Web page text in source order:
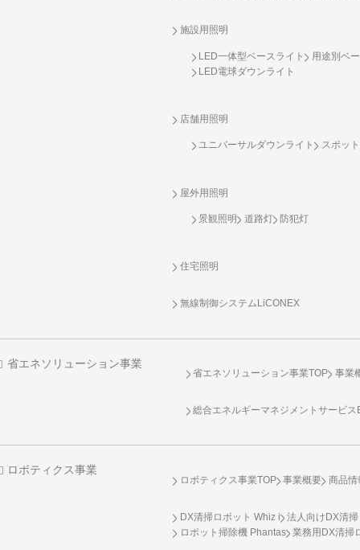
施設用照明
LED一体型ベースライト
用途別ベ
LED電球ダウンライト
店舗用照明
ユニバーサルダウンライト スポッ
屋外用照明
景観照明 道路灯 防犯灯
住宅照明
無線制御システム LiCONEX
省エネソリューション事業
省エネソリューション事業TOP 事業
総合エネルギーマネジメントサービ
ロボティクス事業
ロボティクス事業TOP 事業概要 商品情
DX清掃ロボット Whiz i
法人向けDX清
ロボット掃除機 Phantas
業務用DX清掃